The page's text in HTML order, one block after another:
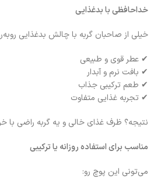
خداحافظی با بدغذایی
خیلی از صاحبان گربه با چالش بدغذایی
✔ عطر قوی و طبیعی
✔ بافت نرم و آبدار
✔ طعم ترکیبی جذاب
✔ تجربه غذایی متفاوت
نتیجه؟ ظرف غذای خالی و یه گربه راضی با
مناسب برای استفاده روزانه یا ترکیبی
می‌تونی این پوچ رو: